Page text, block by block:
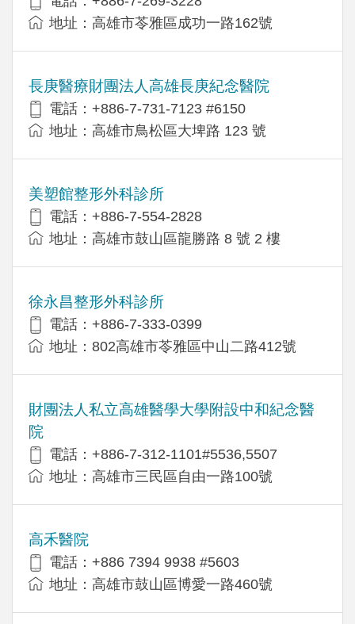
地址：高雄市苓雅區成功一路162號
長庚醫療財團法人高雄長庚紀念醫院
電話：+886-7-731-7123 #6150
地址：高雄市鳥松區大埤路 123 號
美塑館整形外科診所
電話：+886-7-554-2828
地址：高雄市鼓山區龍勝路 8 號 2 樓
徐永昌整形外科診所
電話：+886-7-333-0399
地址：802高雄市苓雅區中山二路412號
財團法人私立高雄醫學大學附設中和紀念醫
院
電話：+886-7-312-1101#5536,5507
地址：高雄市三民區自由一路100號
高禾醫院
電話：+886 7394 9938 #5603
地址：高雄市鼓山區博愛一路460號